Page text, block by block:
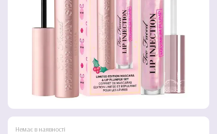
Немає в наявності